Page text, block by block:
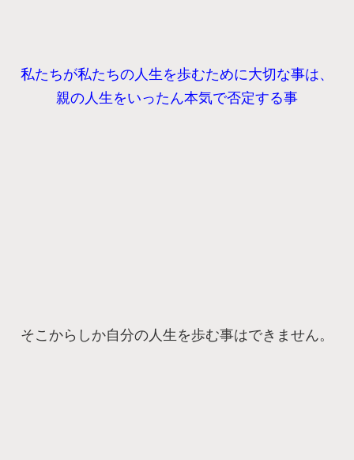
私たちが私たちの人生を歩むために大切な事は、
親の人生をいったん本気で否定する事
そこからしか自分の人生を歩む事はできません。